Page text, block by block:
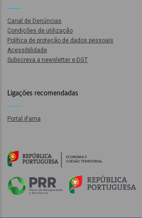
Canal de Denúncias
Condições de utilização
Política de proteção de dados pessoais
Acessibilidade
Subscreva a newsletter e-DGT
Ligações recomendadas
Portal iFama